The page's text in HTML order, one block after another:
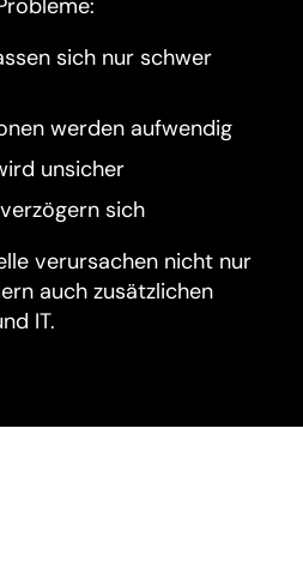
sich nur schwer
werden aufwendig
unsicher
sich
verursachen nicht nur
auch zusätzlichen
IT.